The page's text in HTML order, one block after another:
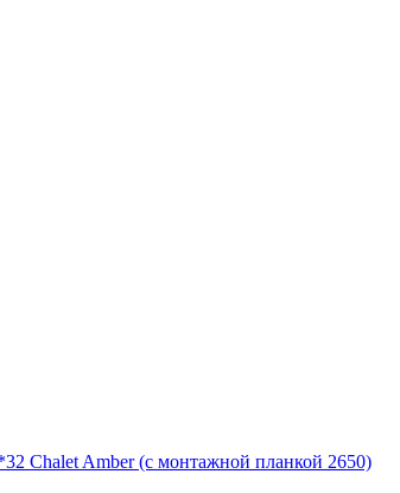
Chalet Amber (с монтажной планкой 2650)